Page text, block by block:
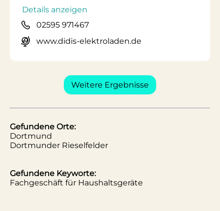
Details anzeigen
02595 971467
www.didis-elektroladen.de
Weitere Ergebnisse
Gefundene Orte:
Dortmund
Dortmunder Rieselfelder
Gefundene Keyworte:
Fachgeschäft für Haushaltsgeräte